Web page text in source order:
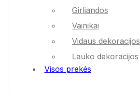
Girliandos
Vainikai
Vidaus dekoracijos
Lauko dekoracijos
Visos prekės